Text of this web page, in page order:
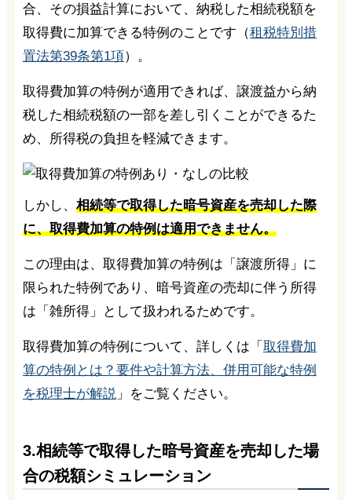
合、その損益計算において、納税した相続税額を
取得費に加算できる特例のことです（租税特別措
置法第39条第1項）。
取得費加算の特例が適用できれば、譲渡益から納
税した相続税額の一部を差し引くことができるた
め、所得税の負担を軽減できます。
しかし、 相続等で取得した暗号資産を売却した際
に、取得費加算の特例は適用できません。
この理由は、取得費加算の特例は「譲渡所得」に
限られた特例であり、暗号資産の売却に伴う所得
は「雑所得」として扱われるためです。
取得費加算の特例について、詳しくは「 取得費加
算の特例とは？要件や計算方法、併用可能な特例
を税理士が解説」をご覧ください。
3.相続等で取得した暗号資産を売却した場
合の税額シミュレーション